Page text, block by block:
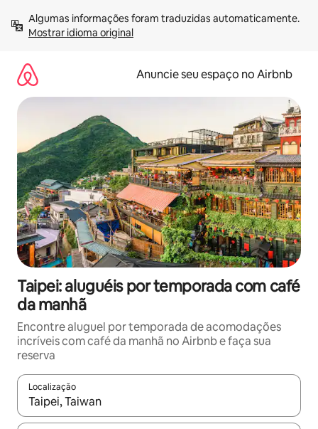
para
Mostrar idioma original
Anuncie seu espaço no Airbnb
Taipei: aluguéis por temporada com café
da manhã
Encontre aluguel por temporada de acomodações
incríveis com café da manhã no Airbnb e faça sua
reserva
Localização
Quando os resultados estiverem disponíveis, explore-os